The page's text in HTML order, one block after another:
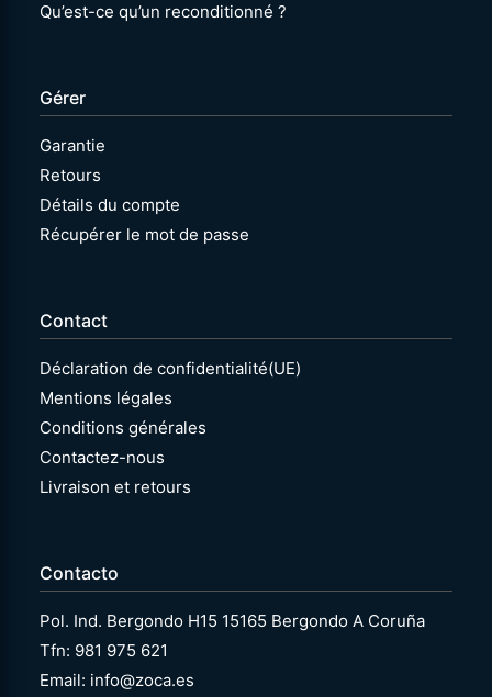
Qu’est-ce qu’un reconditionné ?
Gérer
Garantie
Retours
Détails du compte
Récupérer le mot de passe
Contact
Déclaration de confidentialité(UE)
Mentions légales
Conditions générales
Contactez-nous
Livraison et retours
Contacto
Pol. Ind. Bergondo H15 15165 Bergondo A Coruña
Tfn: 981 975 621
Email: info@zoca.es